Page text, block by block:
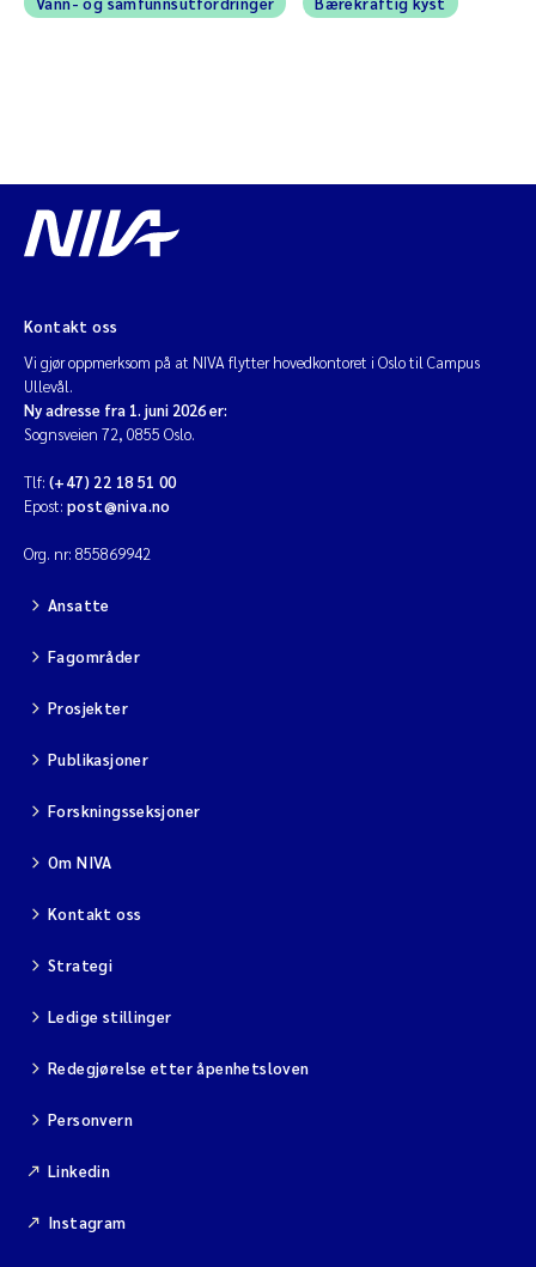
Kontakt oss
Vi gjør oppmerksom på at NIVA flytter hovedkontoret i Oslo til Campus
Ullevål.
Ny adresse fra 1. juni 2026 er:
Sognsveien 72, 0855 Oslo.
Tlf: (+47) 22 18 51 00
Epost: post@niva.no
Org. nr: 855869942
Ansatte
Fagområder
Prosjekter
Publikasjoner
Forskningsseksjoner
Om NIVA
Kontakt oss
Strategi
Ledige stillinger
Redegjørelse etter åpenhetsloven
Personvern
Linkedin
Instagram